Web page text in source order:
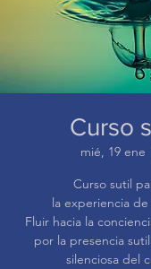
Curso
mié, 19 ene
Curso sutil
la experiencia de
Fluir hacia la
por la presencia
silenciosa del